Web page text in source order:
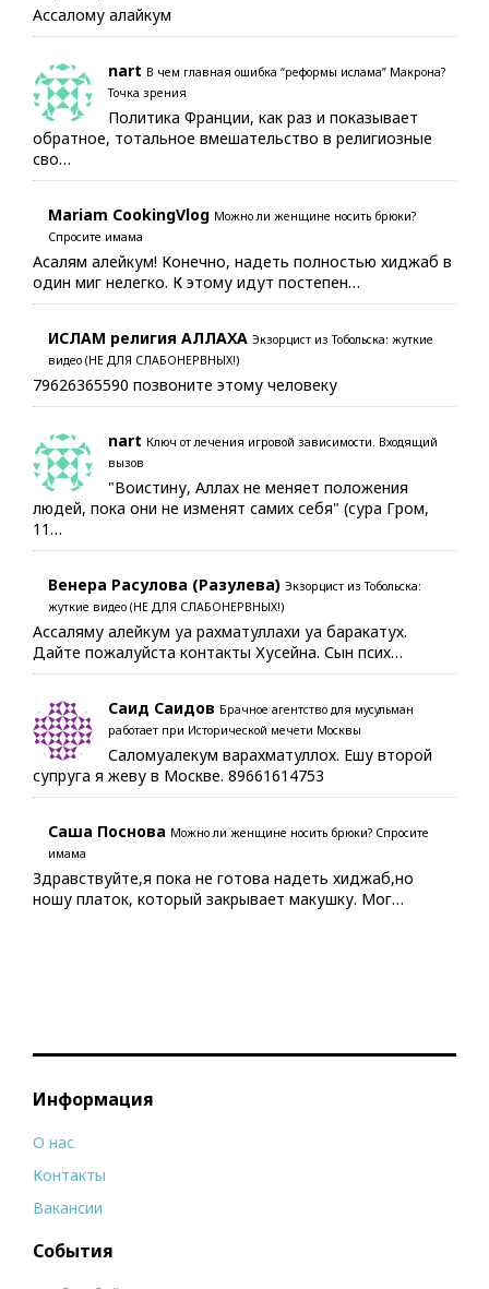
Ассалому алайкум
nart В чем главная ошибка “реформы ислама” Макрона?
Точка зрения
Политика Франции, как раз и показывает
обратное, тотальное вмешательство в религиозные
сво…
Mariam CookingVlog Можно ли женщине носить брюки?
Спросите имама
Асалям алейкум! Конечно, надеть полностью хиджаб в
один миг нелегко. К этому идут постепен…
ИСЛАМ религия АЛЛАХА Экзорцист из Тобольска: жуткие
видео (НЕ ДЛЯ СЛАБОНЕРВНЫХ!)
79626365590 позвоните этому человеку
nart Ключ от лечения игровой зависимости. Входящий
вызов
"Воистину, Аллах не меняет положения
людей, пока они не изменят самих себя" (сура Гром,
11…
Венера Расулова (Разулева) Экзорцист из Тобольска:
жуткие видео (НЕ ДЛЯ СЛАБОНЕРВНЫХ!)
Ассаляму алейкум уа рахматуллахи уа баракатух.
Дайте пожалуйста контакты Хусейна. Сын псих…
Саид Саидов Брачное агентство для мусульман
работает при Исторической мечети Москвы
Саломуалекум варахматуллох. Ешу второй
супруга я жеву в Москве. 89661614753
Саша Поснова Можно ли женщине носить брюки? Спросите
имама
Здравствуйте,я пока не готова надеть хиджаб,но
ношу платок, который закрывает макушку. Мог…
Информация
О нас
Контакты
Вакансии
События